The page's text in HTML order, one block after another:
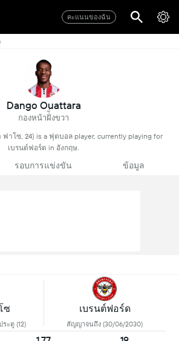
คะแนนของฉัน
Dango Ouattara
กองหน้าฝั่ั่งขวา
ฟาโซ, 24) is a ฟุตบอล player, currently playing for
เบรนต์ฟอร์ด in อังกฤษ.
รอบการแข่งขัน ข้อมูล
ซ
ะตู (12)
เบรนต์ฟอร์ด
สัญญาจนถึง (30/06/2030)